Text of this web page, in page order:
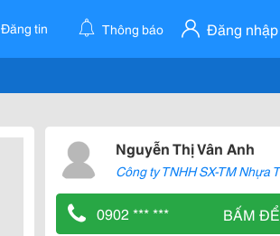
Đăng tin Thông báo Đăng
Nguyễn Thị Vân Anh
Công ty TNHH SX-TM Nhựa
0902 *** *** BẤM